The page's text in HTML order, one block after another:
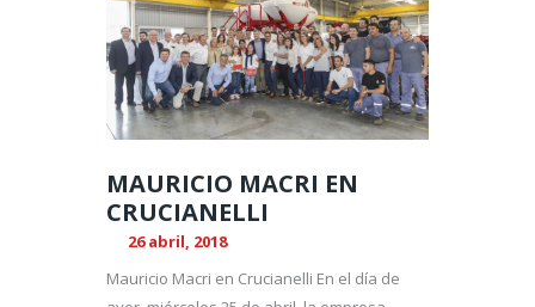
MAURICIO MACRI EN
CRUCIANELLI
26 abril, 2018
Mauricio Macri en Crucianelli En el día de